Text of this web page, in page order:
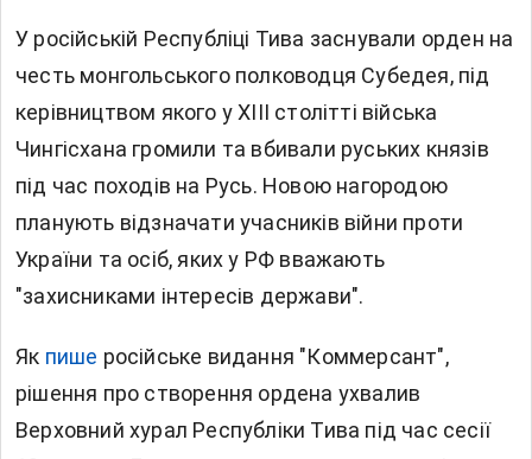
У російській Республіці Тива заснували орден на
честь монгольського полководця Субедея, під
керівництвом якого у XIII столітті війська
Чингісхана громили та вбивали руських князів
під час походів на Русь. Новою нагородою
планують відзначати учасників війни проти
України та осіб, яких у РФ вважають
"захисниками інтересів держави".
Як пише російське видання "Коммерсант",
рішення про створення ордена ухвалив
Верховний хурал Республіки Тива під час сесії